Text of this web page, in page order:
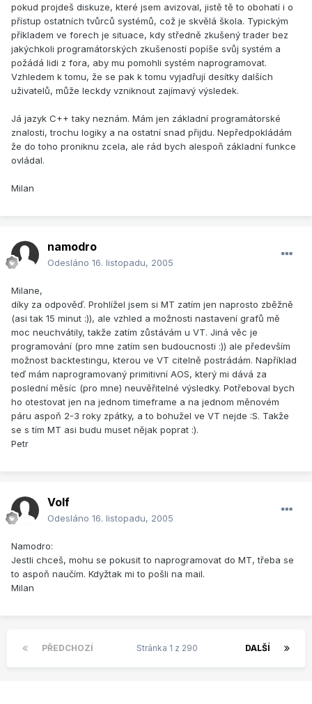
pokud projdeš diskuze, které jsem avizoval, jistě tě to obohatí i o
přístup ostatních tvůrců systémů, což je skvělá škola. Typickým
příkladem ve forech je situace, kdy středně zkušený trader bez
jakýchkoli programátorských zkušeností popíše svůj systém a
požádá lidi z fora, aby mu pomohli systém naprogramovat.
Vzhledem k tomu, že se pak k tomu vyjadřují desítky dalších
uživatelů, může leckdy vzniknout zajímavý výsledek.
Já jazyk C++ taky neznám. Mám jen základní programátorské
znalosti, trochu logiky a na ostatní snad přijdu. Nepředpokládám
že do toho proniknu zcela, ale rád bych alespoň základní funkce
ovládal.
Milan
namodro
Odesláno 16. listopadu, 2005
Milane,
díky za odpověď. Prohlížel jsem si MT zatím jen naprosto zběžně
(asi tak 15 minut :)), ale vzhled a možnosti nastavení grafů mě
moc neuchvátily, takže zatím zůstávám u VT. Jiná věc je
programování (pro mne zatím sen budoucnosti :)) ale především
možnost backtestingu, kterou ve VT citelně postrádám. Například
teď mám naprogramovaný primitivní AOS, který mi dává za
poslední měsíc (pro mne) neuvěřitelné výsledky. Potřeboval bych
ho otestovat jen na jednom timeframe a na jednom měnovém
páru aspoň 2-3 roky zpátky, a to bohužel ve VT nejde :S. Takže
se s tím MT asi budu muset nějak poprat :).
Petr
Volf
Odesláno 16. listopadu, 2005
Namodro:
Jestli chceš, mohu se pokusit to naprogramovat do MT, třeba se
to aspoň naučím. Kdyžtak mi to pošli na mail.
Milan
PŘEDCHOZÍ DALŠÍ
Stránka 1 z 290